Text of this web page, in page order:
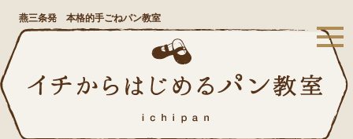
燕三条発 本格的手ごねパン教室